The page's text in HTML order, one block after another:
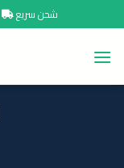
to
content
شحن سريع